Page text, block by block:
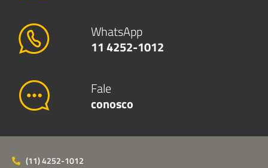
WhatsApp
11 4252-1012
Fale
conosco
(11) 4252-1012